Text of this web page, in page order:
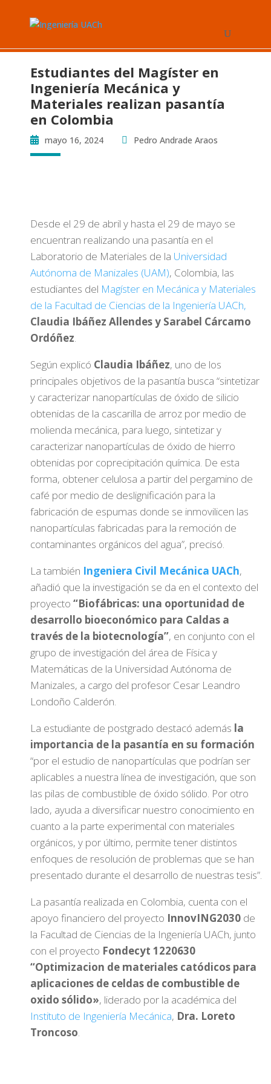
Estudiantes del Magíster en
Ingeniería Mecánica y
Materiales realizan pasantía
en Colombia
mayo 16, 2024 Pedro Andrade Araos
Desde el 29 de abril y hasta el 29 de mayo se
encuentran realizando una pasantía en el
Laboratorio de Materiales de la Universidad
Autónoma de Manizales (UAM), Colombia, las
estudiantes del Magíster en Mecánica y Materiales
de la Facultad de Ciencias de la Ingeniería UACh,
Claudia Ibáñez Allendes y Sarabel Cárcamo
Ordóñez.
Según explicó Claudia Ibáñez, uno de los
principales objetivos de la pasantía busca “sintetizar
y caracterizar nanopartículas de óxido de silicio
obtenidas de la cascarilla de arroz por medio de
molienda mecánica, para luego, sintetizar y
caracterizar nanopartículas de óxido de hierro
obtenidas por coprecipitación química. De esta
forma, obtener celulosa a partir del pergamino de
café por medio de deslignificación para la
fabricación de espumas donde se inmovilicen las
nanopartículas fabricadas para la remoción de
contaminantes orgánicos del agua”, precisó.
La también Ingeniera Civil Mecánica UACh,
añadió que la investigación se da en el contexto del
proyecto “Biofábricas: una oportunidad de
desarrollo bioeconómico para Caldas a
través de la biotecnología”, en conjunto con el
grupo de investigación del área de Física y
Matemáticas de la Universidad Autónoma de
Manizales, a cargo del profesor Cesar Leandro
Londoño Calderón.
La estudiante de postgrado destacó además la
importancia de la pasantía en su formación
“por el estudio de nanopartículas que podrían ser
aplicables a nuestra línea de investigación, que son
las pilas de combustible de óxido sólido. Por otro
lado, ayuda a diversificar nuestro conocimiento en
cuanto a la parte experimental con materiales
orgánicos, y por último, permite tener distintos
enfoques de resolución de problemas que se han
presentado durante el desarrollo de nuestras tesis”.
La pasantía realizada en Colombia, cuenta con el
apoyo financiero del proyecto InnovING2030 de
la Facultad de Ciencias de la Ingeniería UACh, junto
con el proyecto Fondecyt 1220630
“Optimizacion de materiales catódicos para
aplicaciones de celdas de combustible de
oxido sólido», liderado por la académica del
Instituto de Ingeniería Mecánica, Dra. Loreto
Troncoso.